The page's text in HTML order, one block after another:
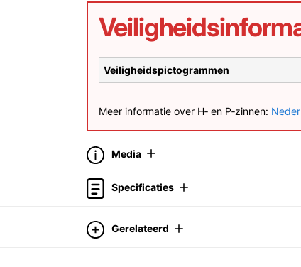
Veiligheidspictogrammen
Meer informatie over H‑ en P‑zinnen:
Media
Specificaties
Gerelateerd